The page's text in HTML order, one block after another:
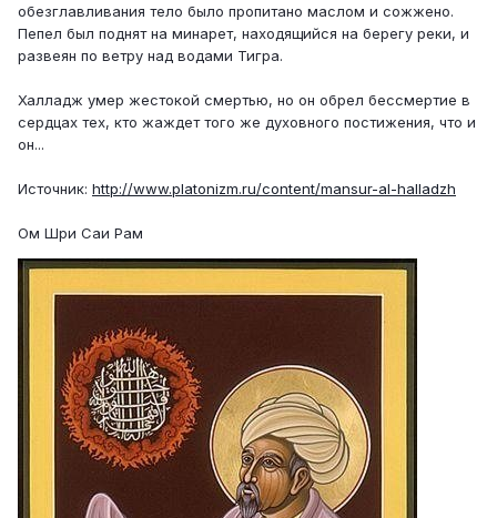
обезглавливания тело было пропитано маслом и сожжено.
Пепел был поднят на минарет, находящийся на берегу реки, и
развеян по ветру над водами Тигра.
Халладж умер жестокой смертью, но он обрел бессмертие в
сердцах тех, кто жаждет того же духовного постижения, что и
он...
Источник: http://www.platonizm.ru/content/mansur-al-halladzh
Ом Шри Саи Рам